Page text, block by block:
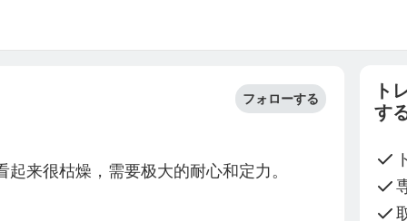
フォローする
来很枯燥，需要极大的耐心和定力。
ト
す